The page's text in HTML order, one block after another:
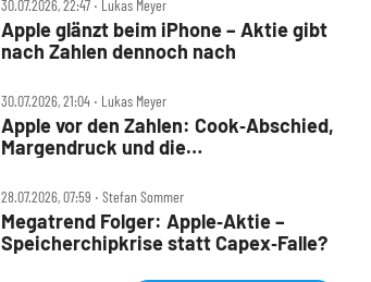
30.07.2026, 22:47 ‧ Lukas Meyer
Apple glänzt beim iPhone – Aktie gibt
nach Zahlen dennoch nach
30.07.2026, 21:04 ‧ Lukas Meyer
Apple vor den Zahlen: Cook‑Abschied,
Margendruck und die
28.07.2026, 07:59 ‧ Stefan Sommer
Megatrend Folger: Apple‑Aktie –
Speicherchipkrise statt Capex‑Falle?